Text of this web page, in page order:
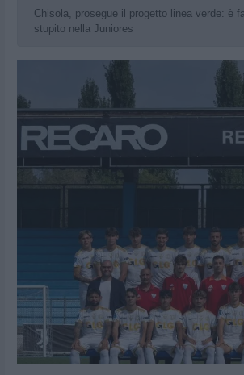
Chisola, prosegue il progetto linea verde: è
stupito nella Juniores